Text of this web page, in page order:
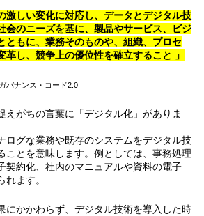
激しい変化に対応し、データとデジタル技
会のニーズを基に、製品やサービス、ビジ
ともに、業務そのものや、組織、プロセ
革し、競争上の優位性を確立すること 」
バナンス・コード2.0」
えがちの言葉に「デジタル化」がありま
ログな業務や既存のシステムをデジタル技
ことを意味します。例としては、事務処理
契約化、社内のマニュアルや資料の電子
ます。
にかかわらず、デジタル技術を導入した時